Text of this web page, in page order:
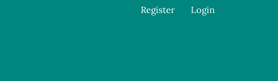
Register Login